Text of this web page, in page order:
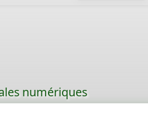
numériques